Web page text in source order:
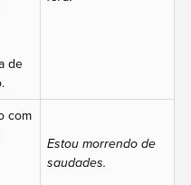
de
com
Estou morrendo de
saudades.